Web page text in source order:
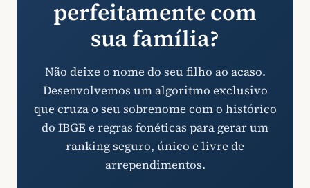
perfeitamente com
sua família?
Não deixe o nome do seu filho ao acaso.
Desenvolvemos um algoritmo exclusivo
que cruza o seu sobrenome com o histórico
do IBGE e regras fonéticas para gerar um
ranking seguro, único e livre de
arrependimentos.